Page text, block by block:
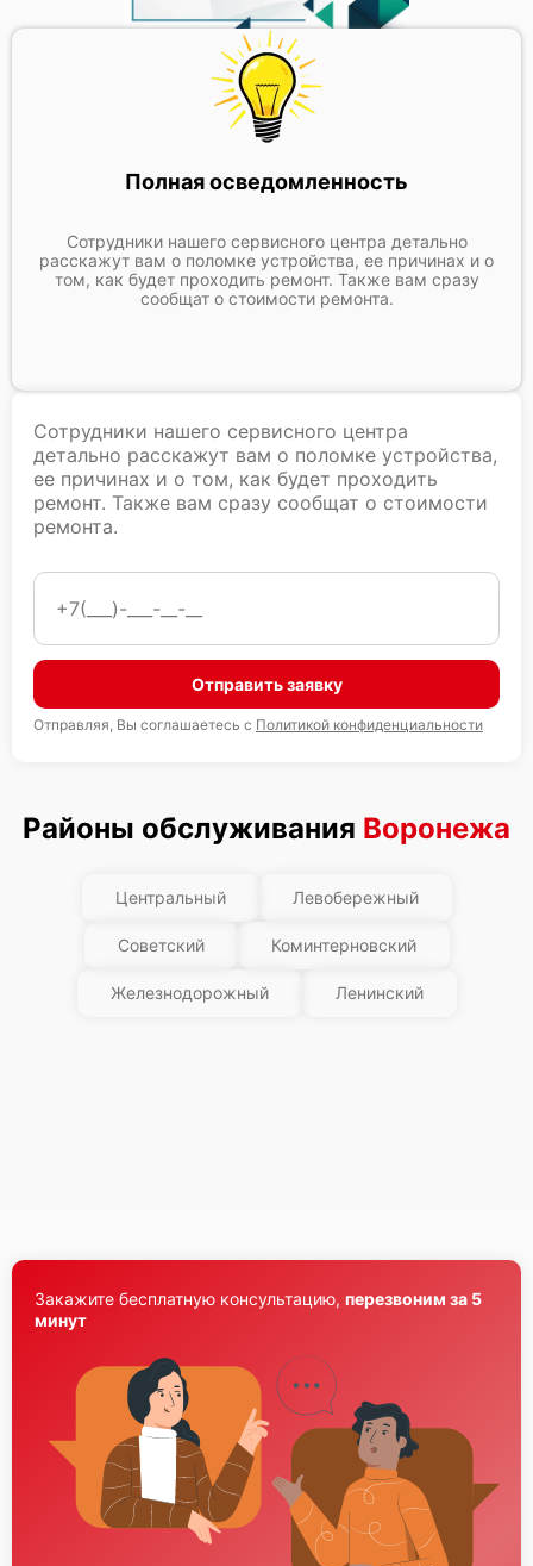
Полная осведомленность
Сотрудники нашего сервисного центра детально
расскажут вам о поломке устройства, ее причинах и о
том, как будет проходить ремонт. Также вам сразу
сообщат о стоимости ремонта.
Сотрудники нашего сервисного центра
детально расскажут вам о поломке устройства,
ее причинах и о том, как будет проходить
ремонт. Также вам сразу сообщат о стоимости
ремонта.
Отправить заявку
Отправляя, Вы соглашаетесь с Политикой конфиденциальности
Районы обслуживания Воронежа
Центральный Левобережный
Советский Коминтерновский
Железнодорожный Ленинский
Закажите бесплатную консультацию, перезвоним за 5
минут